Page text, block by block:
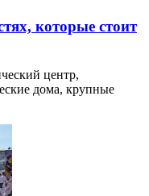
которые стоит
центр,
дома, крупные